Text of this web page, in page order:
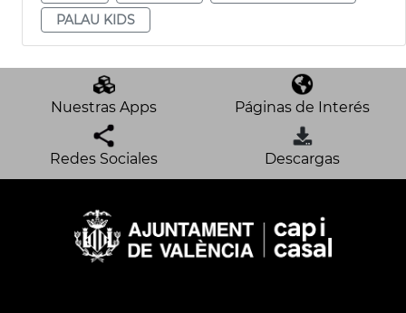
PALAU KIDS
Nuestras Apps Páginas de Interés
Redes Sociales Descargas